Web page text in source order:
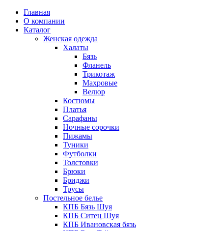
Главная
О компании
Каталог
Женская одежда
Халаты
Бязь
Фланель
Трикотаж
Махровые
Велюр
Костюмы
Платья
Сарафаны
Ночные сорочки
Пижамы
Туники
Футболки
Толстовки
Брюки
Бриджи
Трусы
Постельное белье
КПБ Бязь Шуя
КПБ Ситец Шуя
КПБ Ивановская бязь